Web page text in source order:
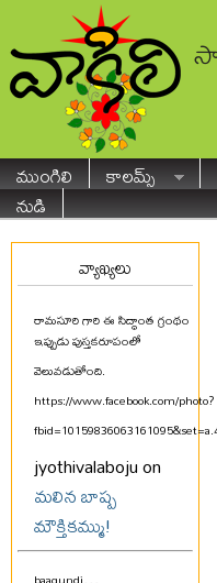
ముంగిలి కాలమ్స్
నుడి
వ్యాఖ్యలు
రామసూరి గారి ఈ సిద్ధాంత గ్రంథం
ఇప్పుడు పుస్తకరూపంలో
వెలువడుతోంది.
https://www.facebook.com/photo?
jyothivalaboju on
మలిన బాష్ప
మౌక్తికమ్ము!